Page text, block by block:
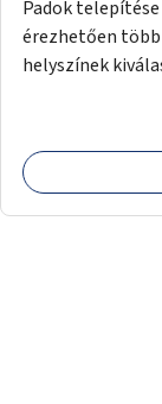
Padok
érezhetően több
helyszínek